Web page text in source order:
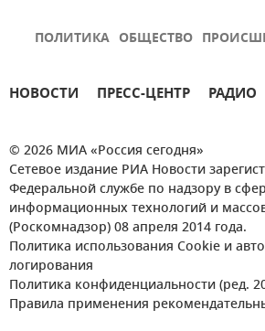
ПОЛИТИКА ОБЩЕСТВО
НОВОСТИ ПРЕСС-ЦЕНТР РАДИО
© 2026 МИА «Россия сегодня»
Сетевое издание РИА Новости
Федеральной службе по надзору в
информационных технологий и
(Роскомнадзор) 08 апреля 2014 года.
Политика использования Cookie и
логирования
Политика конфиденциальности (ред.
Правила применения